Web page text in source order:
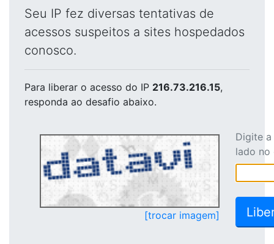
Seu IP fez diversas tentativas de
acessos suspeitos a sites hospedados
conosco.
Para liberar o acesso do IP 216.73.216.15,
responda ao desafio abaixo.
[trocar imagem]
Digite
lado no